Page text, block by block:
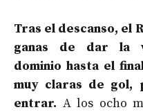
Tras el descanso, el
ganas de dar la
dominio hasta el
muy claras de gol,
entrar. A los ocho